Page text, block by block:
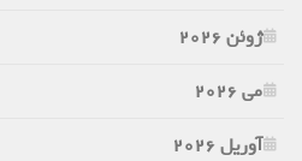
ژوئن 2026
می 2026
آوریل 2026